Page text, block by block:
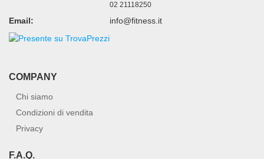
02 21118250
Email: info@fitness.it
COMPANY
Chi siamo
Condizioni di vendita
Privacy
F.A.Q.